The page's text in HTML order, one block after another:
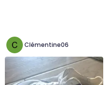
Clémentine06